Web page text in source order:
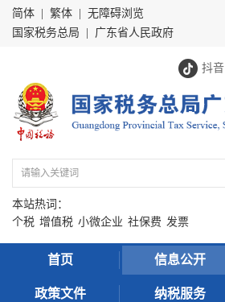
简体 繁体
无障碍浏览
国家税务总局
广东省人民政府
抖音
本站热词：
个税 增值税 小微企业 社保费 发票
首页 信息公开
政策文件 纳税服务